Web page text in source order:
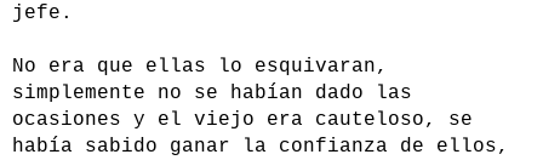
jefe.
No era que ellas lo esquivaran,
simplemente no se habían dado las
ocasiones y el viejo era cauteloso, se
había sabido ganar la confianza de ellos,